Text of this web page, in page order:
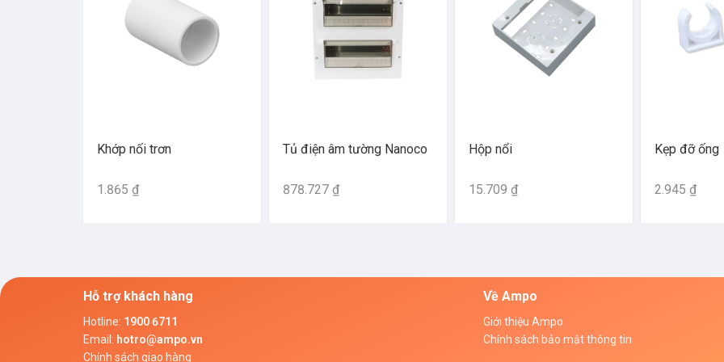
Khớp nối trơn
1.865 ₫
Tủ điện âm tường Nanoco
878.727 ₫
Hộp nổi
15.709 ₫
Kẹp đỡ ống
2.945 ₫
Hỗ trợ khách hàng
Hotline: 1900 6711
Email : hotro@ampo.vn
Chính sách giao hàng
Về Ampo
Giới thiệu Ampo
Chính sách bảo mật thông tin